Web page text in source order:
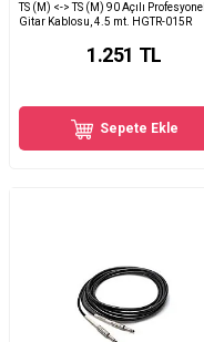
TS (M) <-> TS (M) 90 Açılı Profesyonel
Gitar Kablosu, 4.5 mt. HGTR-015R
1.251 TL
Sepete Ekle